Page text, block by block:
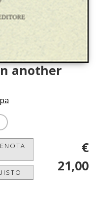
another
€
21,00